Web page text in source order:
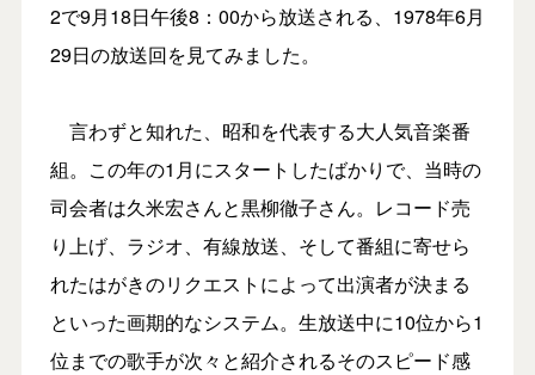
2で9月18日午後8：00から放送される、1978年6月
29日の放送回を見てみました。
言わずと知れた、昭和を代表する大人気音楽番
組。この年の1月にスタートしたばかりで、当時の
司会者は久米宏さんと黒柳徹子さん。レコード売
り上げ、ラジオ、有線放送、そして番組に寄せら
れたはがきのリクエストによって出演者が決まる
といった画期的なシステム。生放送中に10位から1
位までの歌手が次々と紹介されるそのスピード感